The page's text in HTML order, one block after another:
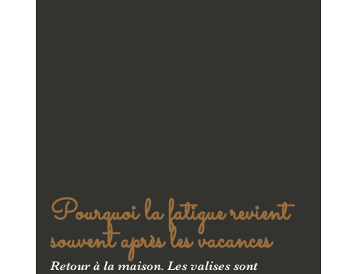
Pourquoi la fatigue revient
souvent après les vacances
Retour à la maison. Les valises sont